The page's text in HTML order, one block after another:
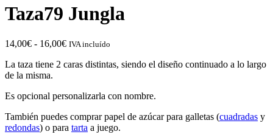
Taza79 Jungla
14,00€ - 16,00€Rango
precios:
hasta
IVA incluído
La taza tiene 2 caras distintas, siendo el diseño continuado a lo largo
de la misma.
Es opcional personalizarla con nombre.
También puedes comprar papel de azúcar para galletas (cuadradas y
redondas) o para tarta a juego.